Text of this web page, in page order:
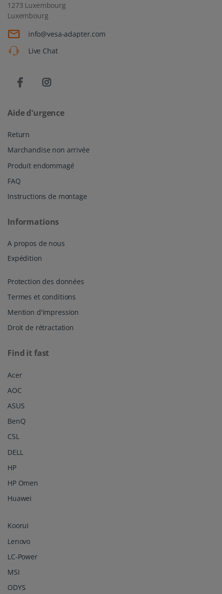
1273 Luxembourg
Luxembourg
info@vesa-adapter.com
Live Chat
Aide d'urgence
Return
Marchandise non arrivée
Produit endommagé
FAQ
Instructions de montage
Informations
A propos de nous
Expédition
Protection des données
Termes et conditions
Mention d'impression
Droit de rétractation
Find it fast
Acer
AOC
ASUS
BenQ
CSL
DELL
HP
HP Omen
Huawei
Koorui
Lenovo
LC-Power
MSI
ODYS